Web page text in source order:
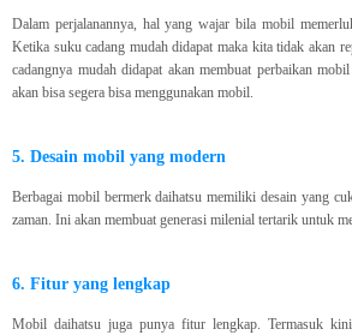
Dalam perjalanannya, hal yang wajar bila mobil
Ketika suku cadang mudah didapat maka kita tidak akan
cadangnya mudah didapat akan membuat perbaikan
akan bisa segera bisa menggunakan mobil.
5. Desain mobil yang modern
Berbagai mobil bermerk daihatsu memiliki desain yang
zaman. Ini akan membuat generasi milenial tertarik untuk
6. Fitur yang lengkap
Mobil daihatsu juga punya fitur lengkap. Termasuk